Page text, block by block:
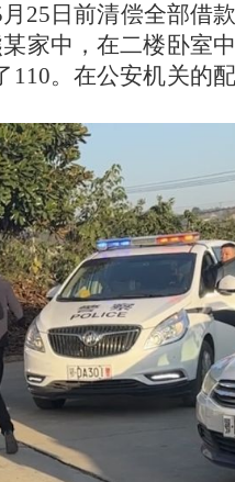
25日前清偿全部借
家中，在二楼卧室
。在公安机关的